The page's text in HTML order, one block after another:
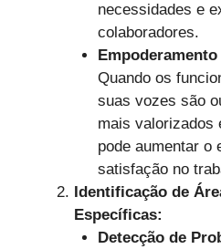
necessidades e
colaboradores.
Quando os
suas vozes são
mais valorizados
pode aumentar o
satisfação no
Identificação de
Específicas:
Detecção de